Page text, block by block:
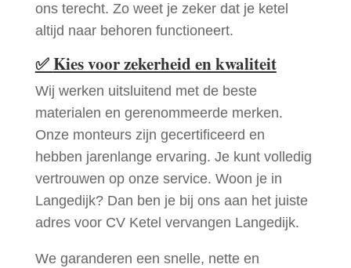
ons terecht. Zo weet je zeker dat je ketel
altijd naar behoren functioneert.
✅Kies voor zekerheid en kwaliteit
Wij werken uitsluitend met de beste
materialen en gerenommeerde merken.
Onze monteurs zijn gecertificeerd en
hebben jarenlange ervaring. Je kunt volledig
vertrouwen op onze service. Woon je in
Langedijk? Dan ben je bij ons aan het juiste
adres voor CV Ketel vervangen Langedijk.
We garanderen een snelle, nette en